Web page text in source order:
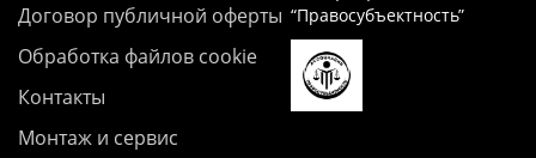
Договор публичной оферты
Обработка файлов cookie
Контакты
Монтаж и сервис
“Правосубъектность”